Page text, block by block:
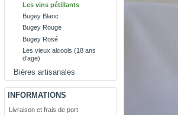
Les vins pétillants
Bugey Blanc
Bugey Rouge
Bugey Rosé
Les vieux alcools (18 ans
d'age)
Bières artisanales
INFORMATIONS
Livraison et frais de port